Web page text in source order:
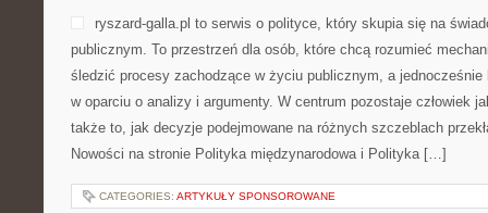
ryszard-galla.pl to serwis o polityce, który skupia się na
publicznym. To przestrzeń dla osób, które chcą rozumieć
śledzić procesy zachodzące w życiu publicznym, a jednocześnie
w oparciu o analizy i argumenty. W centrum pozostaje człowiek
także to, jak decyzje podejmowane na różnych szczeblach
Nowości na stronie Polityka międzynarodowa i Polityka […]
CATEGORIES: ARTYKUŁY SPONSOROWANE